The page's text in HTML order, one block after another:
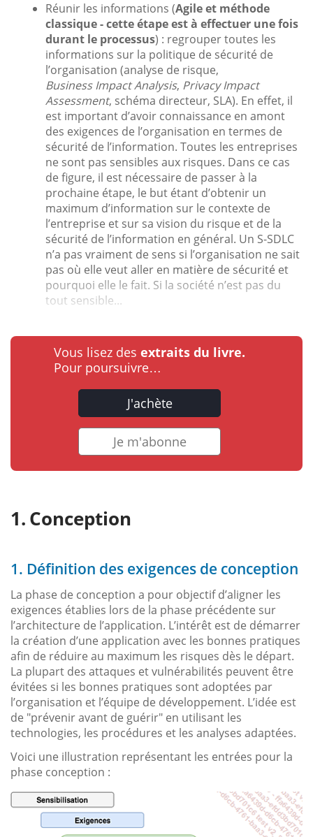
Réunir les informations (Agile et méthode
classique - cette étape est à effectuer une fois
durant le processus) : regrouper toutes les
informations sur la politique de sécurité de
l’organisation (analyse de risque,
Business Impact Analysis, Privacy Impact
Assessment, schéma directeur, SLA). En effet, il
est important d’avoir connaissance en amont
des exigences de l’organisation en termes de
sécurité de l’information. Toutes les entreprises
ne sont pas sensibles aux risques. Dans ce cas
de figure, il est nécessaire de passer à la
prochaine étape, le but étant d’obtenir un
maximum d’information sur le contexte de
l’entreprise et sur sa vision du risque et de la
sécurité de l’information en général. Un S-SDLC
n’a pas vraiment de sens si l’organisation ne sait
pas où elle veut aller en matière de sécurité et
pourquoi elle le fait. Si la société n’est pas du
tout sensible...
Vous lisez des extraits du livre.
Pour poursuivre…
J'achète
Je m'abonne
Conception
1. Définition des exigences de conception
La phase de conception a pour objectif d’aligner les
exigences établies lors de la phase précédente sur
l’architecture de l’application. L’intérêt est de démarrer
la création d’une application avec les bonnes pratiques
afin de réduire au maximum les risques dès le départ.
La plupart des attaques et vulnérabilités peuvent être
évitées si les bonnes pratiques sont adoptées par
l’organisation et l’équipe de développement. L’idée est
de "prévenir avant de guérir" en utilisant les
technologies, les procédures et les analyses adaptées.
Voici une illustration représentant les entrées pour la
phase conception :